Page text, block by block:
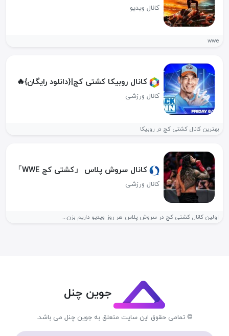
کانال ویدیو
wwe
کانال روبیکا کشتی کج|{دانلود رایگان}🔥
کانال ورزشی
بهترین کانال کشتی کج در روبیکا
کانال سروش پلاس 「کشتی کج WWE」
کانال ورزشی
اولین کانال کشتی کج در سروش پلاس هر روز ویدیو داریم بزن...
جوین چنل
© تمامی حقوق این سایت متعلق به جوین چنل می باشد.